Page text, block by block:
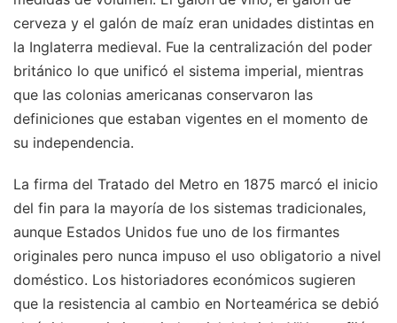
cerveza y el galón de maíz eran unidades distintas en
la Inglaterra medieval. Fue la centralización del poder
británico lo que unificó el sistema imperial, mientras
que las colonias americanas conservaron las
definiciones que estaban vigentes en el momento de
su independencia.
La firma del Tratado del Metro en 1875 marcó el inicio
del fin para la mayoría de los sistemas tradicionales,
aunque Estados Unidos fue uno de los firmantes
originales pero nunca impuso el uso obligatorio a nivel
doméstico. Los historiadores económicos sugieren
que la resistencia al cambio en Norteamérica se debió